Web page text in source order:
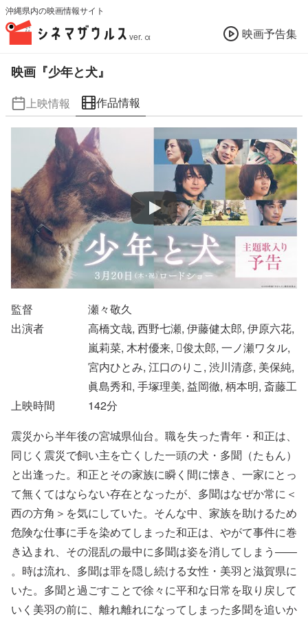
沖縄県内の映画情報サイト
ver. α 映画予告集
映画『少年と犬』
上映情報 作品情報
監督
瀬々敬久
出演者
高橋文哉, 西野七瀬, 伊藤健太郎, 伊原六花,
嵐莉菜, 木村優来, 俊太郎, 一ノ瀬ワタル,
宮内ひとみ, 江口のりこ, 渋川清彦, 美保純,
眞島秀和, 手塚理美, 益岡徹, 柄本明, 斎藤工
上映時間
142分
震災から半年後の宮城県仙台。職を失った青年・和正は、
同じく震災で飼い主を亡くした一頭の犬・多聞（たもん）
と出逢った。和正とその家族に瞬く間に懐き、一家にとっ
て無くてはならない存在となったが、多聞はなぜか常に＜
西の方角＞を気にしていた。そんな中、家族を助けるため
危険な仕事に手を染めてしまった和正は、やがて事件に巻
き込まれ、その混乱の最中に多聞は姿を消してしまう――
。時は流れ、多聞は罪を隠し続ける女性・美羽と滋賀県に
いた。多聞と過ごすことで徐々に平和な日常を取り戻して
いく美羽の前に、離れ離れになってしまった多聞を追いか